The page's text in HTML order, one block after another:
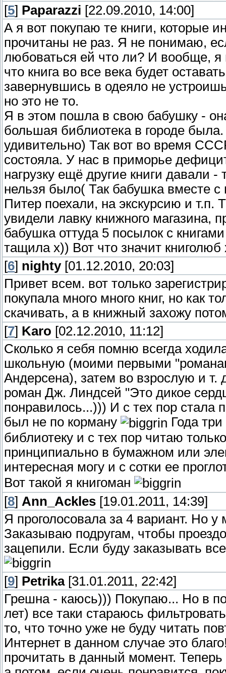
[5] Paparazzi [22.09.2010, 14:00]
А я вот покупаю те книги, которые
прочитаны не раз. Я не понимаю,
любоваться ей что ли? И вообще,
что книга во все века будет
завернувшись в одеяло не
но это не то.
Я в этом пошла в свою бабушку -
большая библиотека в городе
удивительно) Так вот во время
состояла. У нас в приморье
нагрузку ещё другие книги давали
нельзя было( Так бабушка вместе
Питер поехали, на экскурсию и т.п.
увидели лавку книжного магазина,
бабушка оттуда 5 посылок с
тащила х)) Вот что значит книголюб
[6] nighty[01.12.2010, 20:03]
Привет всем. вот только
покупала много много книг, но как
скачивать, а в книжный захожу
[7] Karo [02.12.2010, 11:12]
Сколько я себя помню всегда
школьную (моими первыми
Андерсена), затем во взрослую и
роман Дж. Линдсей "Это дикое
понравилось...))) И с тех пор стала
был не по корману
Года
библиотеку и с тех пор читаю
принципиально в бумажном или
интересная могу и с сотки ее
Вот такой я книгоман
[8] Ann_Ackles [19.01.2011, 14:39]
Я проголосовала за 4 вариант. Но
Заказываю подругам, чтобы
зацепили. Если буду заказывать
[9] Petrika[31.01.2011, 22:42]
Грешна - каюсь))) Покупаю... Но в
лет) все таки стараюсь
то, что точно уже не буду читать
Интернет в данном случае это
прочитать в данный момент.